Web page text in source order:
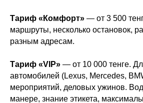
Тариф «Комфорт» — от 3 500
маршруты, несколько остановок,
разным адресам.
Тариф «VIP» — от 10 000 тенге.
автомобилей (Lexus, Mercedes,
мероприятий, деловых ужинов.
манере, знание этикета,